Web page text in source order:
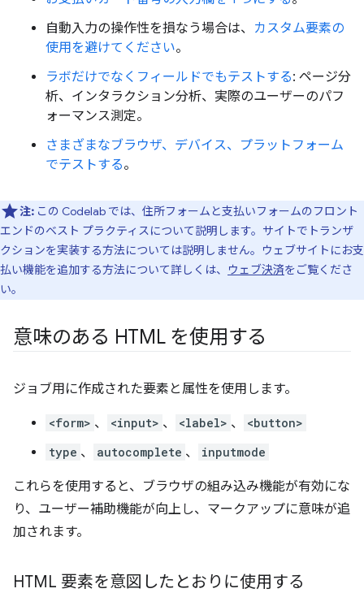
自動入力の操作性を損なう場合は、 カスタム要素の
使用を避けてください。
ラボだけでなくフィールドでもテストする: ページ分
析、インタラクション分析、実際のユーザーのパフ
ォーマンス測定。
さまざまなブラウザ、デバイス、プラットフォーム
でテストする。
注: この Codelab では、住所フォームと支払いフォームのフロント
エンドのベスト プラクティスについて説明します。サイトでトランザ
クションを実装する方法については説明しません。ウェブサイトにお支
払い機能を追加する方法について詳しくは、
ウェブ決済をご覧くださ
い。
意味のある HTML を使用する
ジョブ用に作成された要素と属性を使用します。
<form> 、 <input> 、 <label> 、
<button>
type 、 autocomplete 、 inputmode
これらを使用すると、ブラウザの組み込み機能が有効にな
り、ユーザー補助機能が向上し、マークアップに意味が追
加されます。
HTML 要素を意図したとおりに使用する